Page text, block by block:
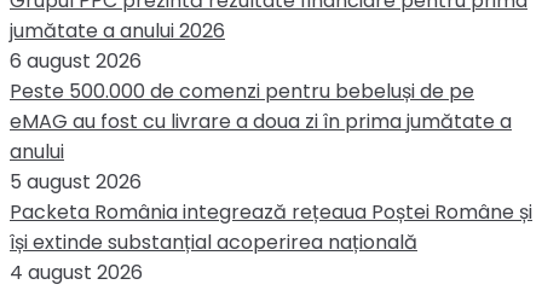
jumătate a anului 2026
6 august 2026
Peste 500.000 de comenzi pentru bebeluși de pe
eMAG au fost cu livrare a doua zi în prima jumătate a
anului
5 august 2026
Packeta România integrează rețeaua Poștei Române și
își extinde substanțial acoperirea națională
4 august 2026